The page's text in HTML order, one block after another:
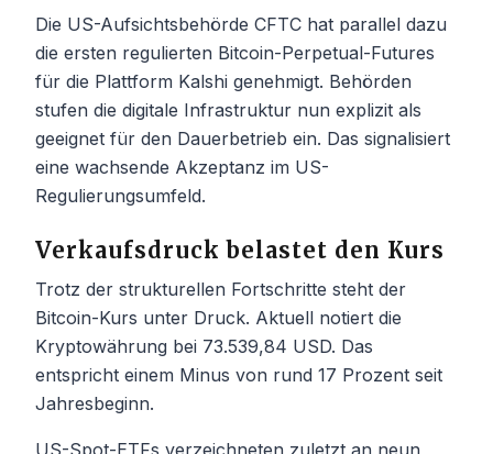
Die US-Aufsichtsbehörde CFTC hat parallel dazu
die ersten regulierten Bitcoin-Perpetual-Futures
für die Plattform Kalshi genehmigt. Behörden
stufen die digitale Infrastruktur nun explizit als
geeignet für den Dauerbetrieb ein. Das signalisiert
eine wachsende Akzeptanz im US-
Regulierungsumfeld.
Verkaufsdruck belastet den Kurs
Trotz der strukturellen Fortschritte steht der
Bitcoin-Kurs unter Druck. Aktuell notiert die
Kryptowährung bei 73.539,84 USD. Das
entspricht einem Minus von rund 17 Prozent seit
Jahresbeginn.
US-Spot-ETFs verzeichneten zuletzt an neun